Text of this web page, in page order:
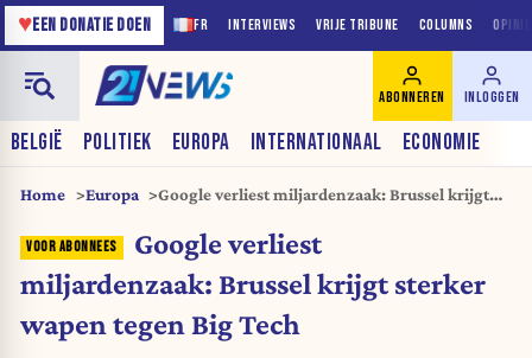
FR INTERVIEWS VRIJE TRIBUNE COLUMNS
♥EEN DONATIE DOEN
BELGIË POLITIEK EUROPA INTERNATIONAAL ECONOMIE
ABONNEREN INLOGGEN
Home Europa
Google verliest miljardenzaak: Brussel krijgt
Google verliest
miljardenzaak: Brussel krijgt sterker
wapen tegen Big Tech